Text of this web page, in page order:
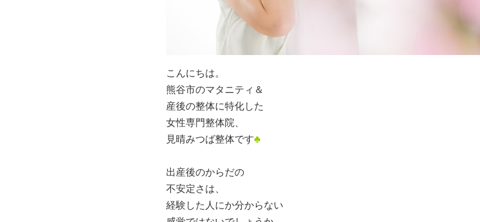
こんにちは。
熊谷市のマタニティ＆
産後の整体に特化した
女性専門整体院、
見晴みつば整体です♣
出産後のからだの
不安定さは、
経験した人にか分からない